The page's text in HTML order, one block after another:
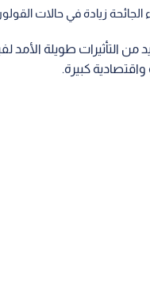
زيادة في حالات